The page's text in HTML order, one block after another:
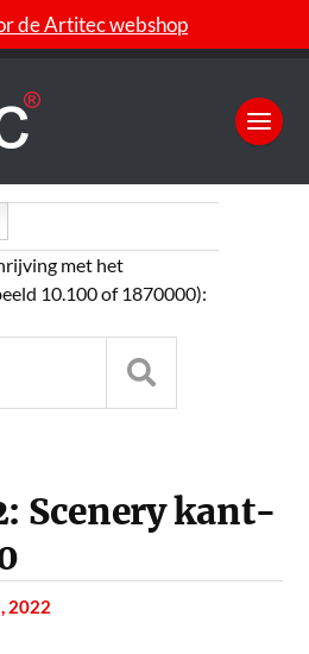
de Artitec webshop
Scenery kant-
2022
met het
10.100 of 1870000):